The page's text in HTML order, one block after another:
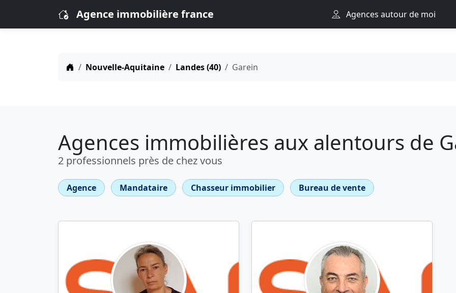
Agence immobilière france Agences autour de moi
Nouvelle-Aquitaine Landes (40) Garein
Agences immobilières aux alentours de
2 professionnels près de chez vous
Agence Mandataire Chasseur immobilier Bureau de vente